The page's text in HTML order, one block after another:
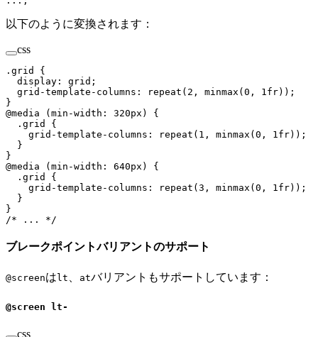
以下のように変換されます：
css
. grid
{
  display
: grid ;
  grid-template-columns
: repeat ( 2 , minmax ( 0 , 1 fr));
}
@media ( min-width : 320px )
{
  .
grid
{
    grid-template-columns
: repeat ( 1 , minmax ( 0 , 1 fr));
  }
}
@media ( min-width : 640px )
{
  .
grid
{
    grid-template-columns
: repeat ( 3 , minmax ( 0 , 1 fr));
  }
}
/* ... */
ブレークポイントバリアントのサポート
@screenはlt atバリアントもサポートしています：
@screen lt-
css